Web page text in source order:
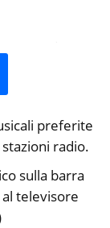
preferite
radio.
sulla barra
televisore